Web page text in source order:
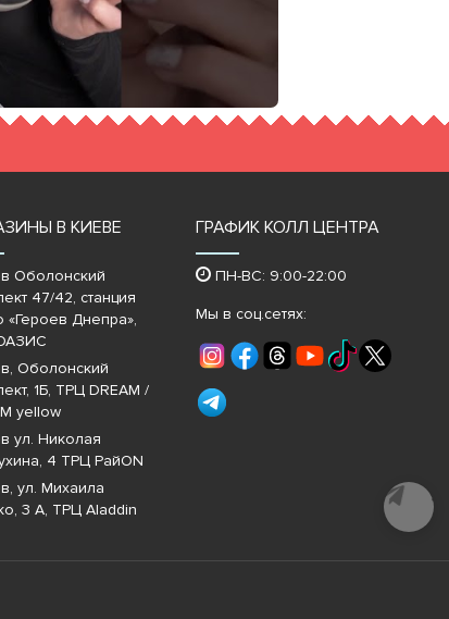
В КИЕВЕ
Оболонский
47/42, станция
«Героев Днепра»‎,
Оболонский
1Б, ТРЦ DREAM /
yellow
ул. Николая
4 ТРЦ РайON
ул. Михаила
3 А, ТРЦ Aladdin
ГРАФИК КОЛЛ ЦЕНТРА
ПН-ВС: 9:00-22:00
Мы в соц.сетях:
Почати
діалог